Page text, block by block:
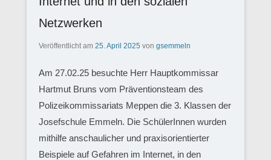
Netzwerken
Veröffentlicht am 25. April 2025 von gsemmeln
Am 27.02.25 besuchte Herr Hauptkommissar
Hartmut Bruns vom Präventionsteam des
Polizeikommissariats Meppen die 3. Klassen der
Josefschule Emmeln. Die SchülerInnen wurden
mithilfe anschaulicher und praxisorientierter
Beispiele auf Gefahren im Internet, in den